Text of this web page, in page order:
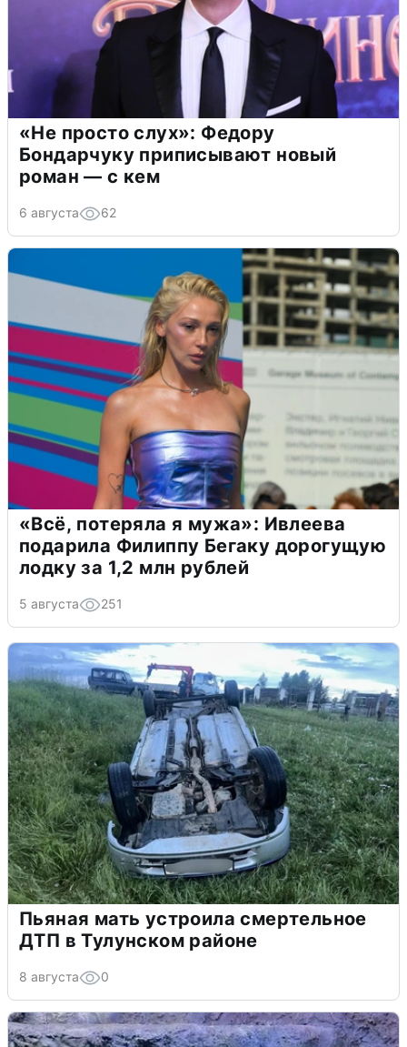
«Не просто слух»: Федору
Бондарчуку приписывают новый
роман — с кем
6 августа 62
«Всё, потеряла я мужа»: Ивлеева
подарила Филиппу Бегаку дорогущую
лодку за 1,2 млн рублей
5 августа 251
Пьяная мать устроила смертельное
ДТП в Тулунском районе
8 августа 0